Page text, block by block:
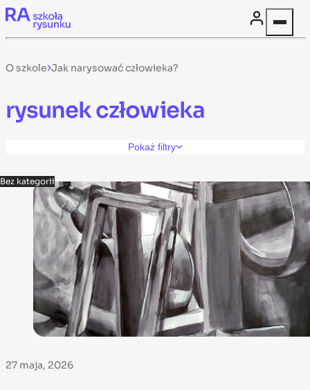
Skip to content
O szkole Jak narysować człowieka?
rysunek człowieka
Pokaż filtry
Bez kategorii
27 maja, 2026